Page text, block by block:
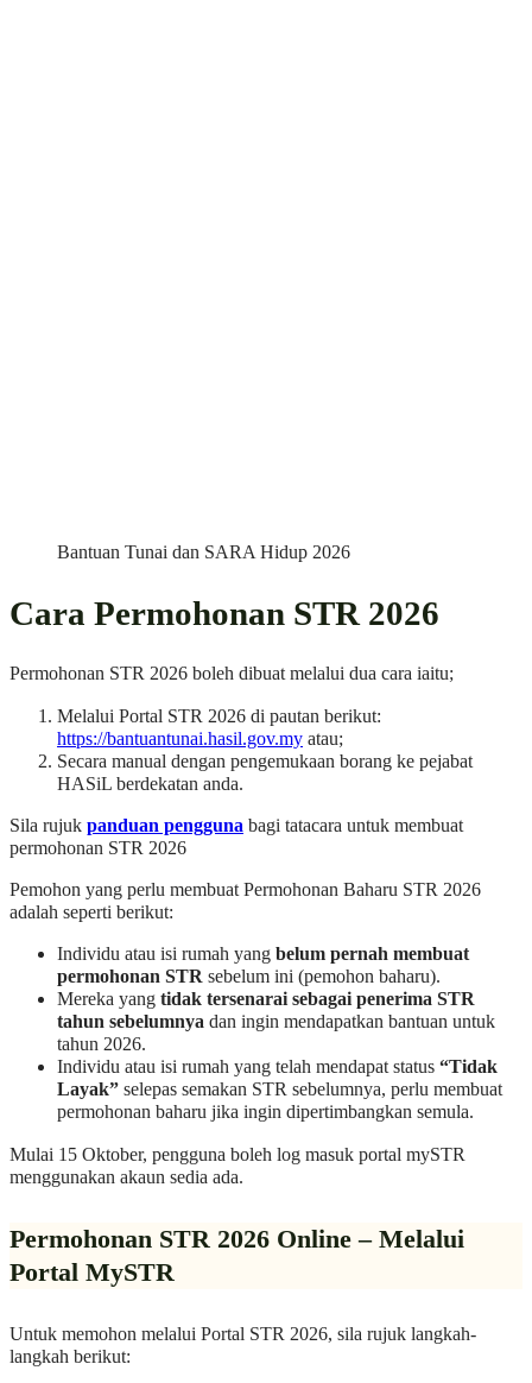
Bantuan Tunai dan SARA Hidup 2026
Cara Permohonan STR 2026
Permohonan STR 2026 boleh dibuat melalui dua cara iaitu;
Melalui Portal STR 2026 di pautan berikut:
https://bantuantunai.hasil.gov.my atau;
Secara manual dengan pengemukaan borang ke pejabat
HASiL berdekatan anda.
Sila rujuk panduan pengguna bagi tatacara untuk membuat
permohonan STR 2026
Pemohon yang perlu membuat Permohonan Baharu STR 2026
adalah seperti berikut:
Individu atau isi rumah yang belum pernah membuat
permohonan STR sebelum ini (pemohon baharu).
Mereka yang tidak tersenarai sebagai penerima STR
tahun sebelumnya dan ingin mendapatkan bantuan untuk
tahun 2026.
Individu atau isi rumah yang telah mendapat status “Tidak
Layak” selepas semakan STR sebelumnya, perlu membuat
permohonan baharu jika ingin dipertimbangkan semula.
Mulai 15 Oktober, pengguna boleh log masuk portal mySTR
menggunakan akaun sedia ada.
Permohonan STR 2026 Online – Melalui
Portal MySTR
Untuk memohon melalui Portal STR 2026, sila rujuk langkah-
langkah berikut: